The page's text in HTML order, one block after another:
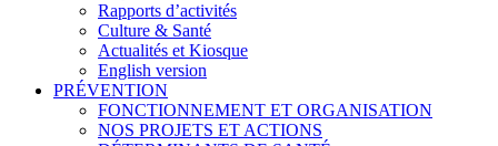
Rapports d’activités
Culture & Santé
Actualités et Kiosque
English version
PRÉVENTION
FONCTIONNEMENT ET ORGANISATION
NOS PROJETS ET ACTIONS